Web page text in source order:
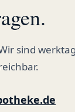
sind